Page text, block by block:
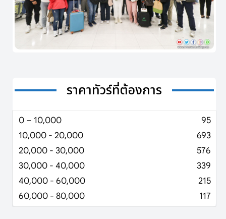
ราคาทัวร์ที่ต้องการ
0 – 10,000
95
10,000 - 20,000
693
20,000 - 30,000
576
30,000 - 40,000
339
40,000 - 60,000
215
60,000 - 80,000
117